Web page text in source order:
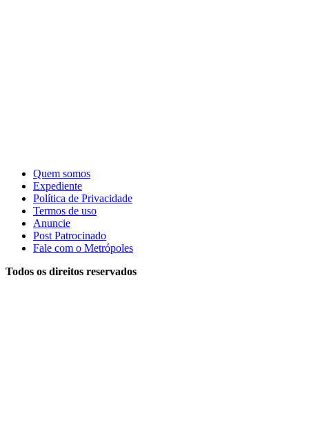
Quem somos
Expediente
Política de Privacidade
Termos de uso
Anuncie
Post Patrocinado
Fale com o Metrópoles
Todos os direitos reservados